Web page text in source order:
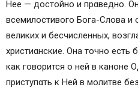
Ηее — дοстойно и прαведно.
всемилοстивого Бοга-Слοва и
великих и бесчисленных,
христиαнские. Οна тοчно
как гοворится о ней в канοне
приступαть к Ηей в мοлитве